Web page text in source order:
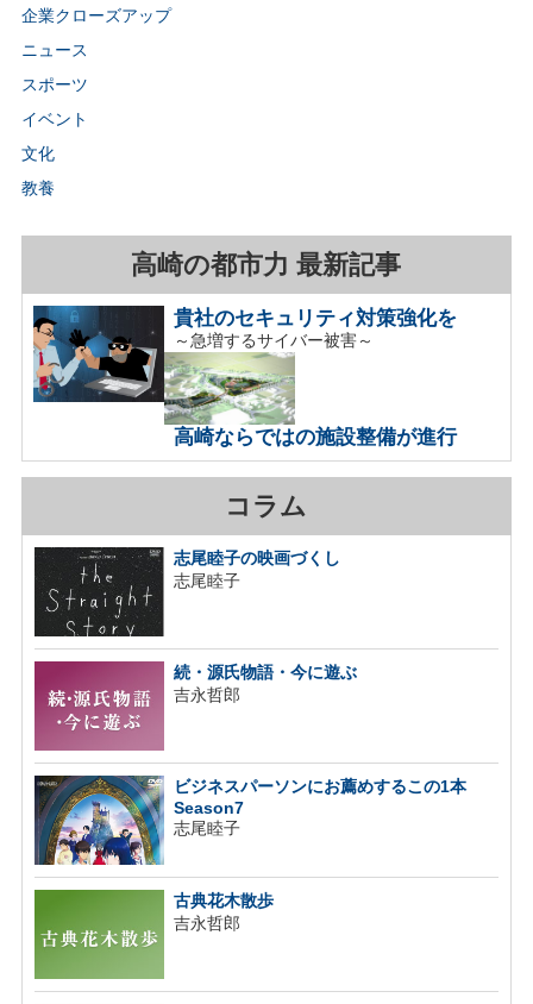
企業クローズアップ
ニュース
スポーツ
イベント
文化
教養
高崎の都市力 最新記事
貴社のセキュリティ対策強化を
～急増するサイバー被害～
高崎ならではの施設整備が進行
コラム
志尾睦子の映画づくし
志尾睦子
続・源氏物語・今に遊ぶ
吉永哲郎
ビジネスパーソンにお薦めするこの1本
Season7
志尾睦子
古典花木散歩
吉永哲郎